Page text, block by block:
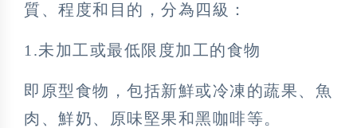
質、程度和目的，分為四級：
1.未加工或最低限度加工的食物
即原型食物，包括新鮮或冷凍的蔬果、魚
肉、鮮奶、原味堅果和黑咖啡等。